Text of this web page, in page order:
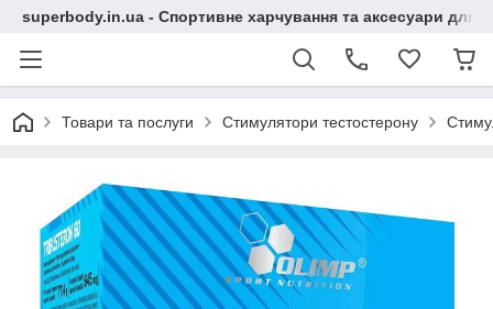
superbody.in.ua - Спортивне харчування та аксесуари для
Товари та послуги Стимулятори тестостерону